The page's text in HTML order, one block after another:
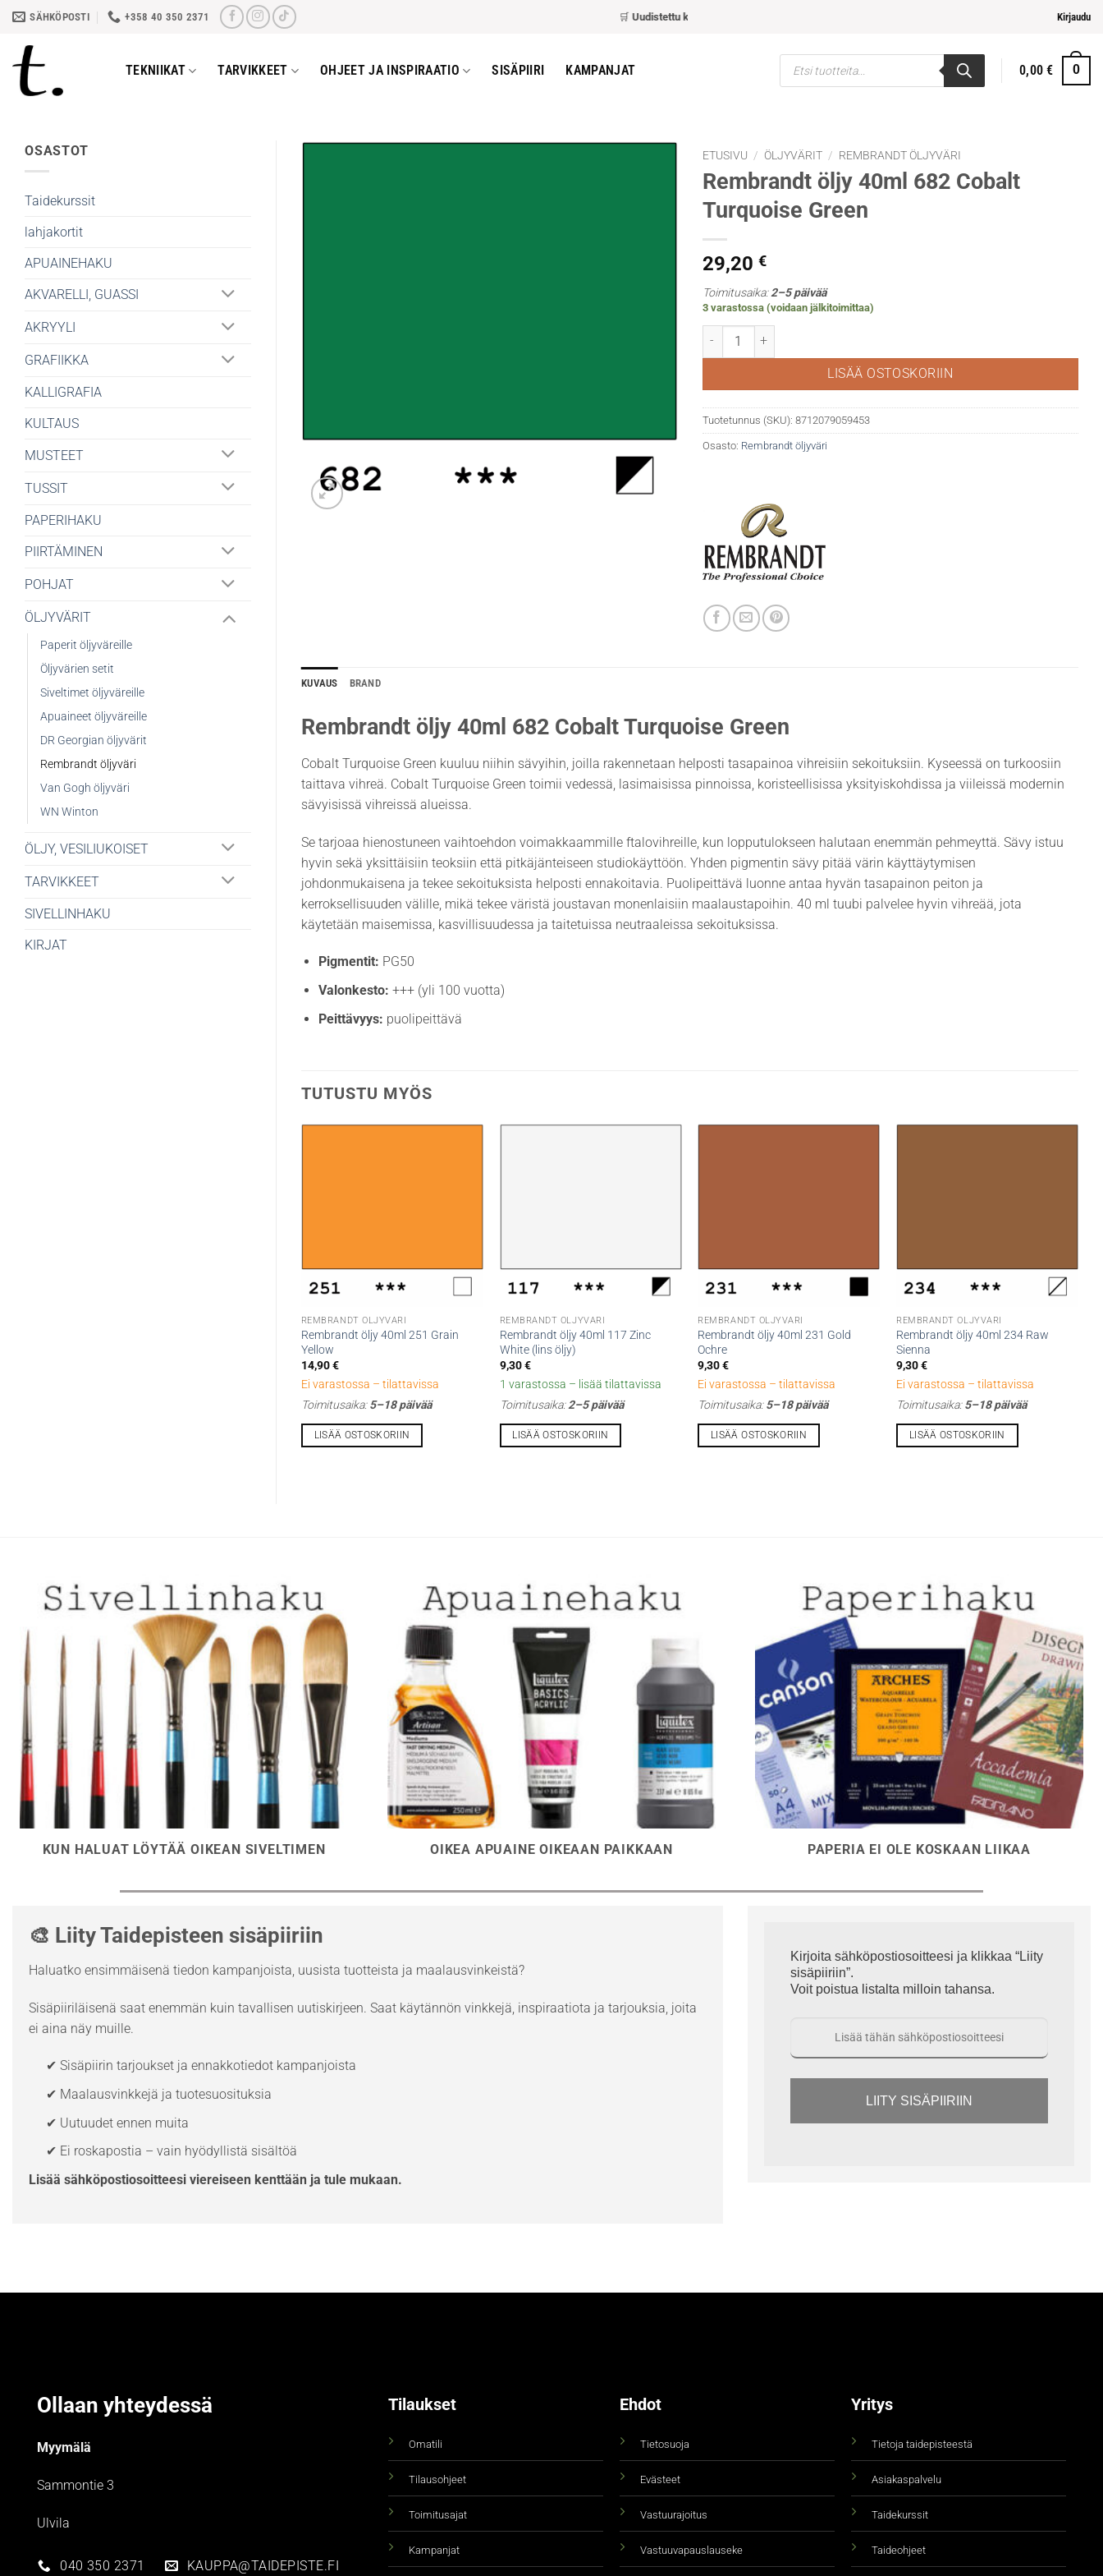
Skip
content
SÄHKÖPOSTI +358 40 350 2371 Uudistettu kassa Kirjaudu
TEKNIIKAT TARVIKKEET OHJEET JA INSPIRAATIO SISÄPIIRI KAMPANJAT
Products
search
0,00€ 0
OSASTOT
Taidekurssit
lahjakortit
APUAINEHAKU
AKVARELLI, GUASSI
AKRYYLI
GRAFIIKKA
KALLIGRAFIA
KULTAUS
MUSTEET
TUSSIT
PAPERIHAKU
PIIRTÄMINEN
POHJAT
ÖLJYVÄRIT
Paperit öljyväreille
Öljyvärien setit
Siveltimet öljyväreille
Apuaineet öljyväreille
DR Georgian öljyvärit
Rembrandt öljyväri
Van Gogh öljyväri
WN Winton
ÖLJY, VESILIUKOISET
TARVIKKEET
SIVELLINHAKU
KIRJAT
ETUSIVU / ÖLJYVÄRIT / REMBRANDT ÖLJYVÄRI
Rembrandt öljy 40ml 682 Cobalt
Turquoise Green
29,20 €
Toimitusaika:2–5 päivää
3 varastossa (voidaan jälkitoimittaa)
Rembrandt öljy 40ml 682 Cobalt Turquoise Green määrä
LISÄÄ OSTOSKORIIN
Tuotetunnus (SKU): 8712079059453
Osasto: Rembrandt öljyväri
KUVAUS BRAND
Rembrandt öljy 40ml 682 Cobalt Turquoise Green
Cobalt Turquoise Green kuuluu niihin sävyihin, joilla rakennetaan helposti tasapainoa vihreisiin sekoituksiin. Kyseessä on turkoosiin
taittava vihreä. Cobalt Turquoise Green toimii vedessä, lasimaisissa pinnoissa, koristeellisissa yksityiskohdissa ja viileissä modernin
sävyisissä vihreissä alueissa.
Se tarjoaa hienostuneen vaihtoehdon voimakkaammille ftalovihreille, kun lopputulokseen halutaan enemmän pehmeyttä. Sävy istuu
hyvin sekä yksittäisiin teoksiin että pitkäjänteiseen studiokäyttöön. Yhden pigmentin sävy pitää värin käyttäytymisen
johdonmukaisena ja tekee sekoituksista helposti ennakoitavia. Puolipeittävä luonne antaa hyvän tasapainon peiton ja
kerroksellisuuden välille, mikä tekee väristä joustavan monenlaisiin maalaustapoihin. 40 ml tuubi palvelee hyvin vihreää, jota
käytetään maisemissa, kasvillisuudessa ja taitetuissa neutraaleissa sekoituksissa.
Pigmentit: PG50
Valonkesto: +++ (yli 100 vuotta)
Peittävyys: puolipeittävä
TUTUSTU MYÖS
REMBRANDT ÖLJYVÄRI
Rembrandt öljy 40ml 251 Grain
Yellow
14,90€
Ei varastossa – tilattavissa
Toimitusaika:5–18 päivää
LISÄÄ OSTOSKORIIN
REMBRANDT ÖLJYVÄRI
Rembrandt öljy 40ml 117 Zinc
White (lins öljy)
9,30€
1 varastossa – lisää tilattavissa
Toimitusaika:2–5 päivää
LISÄÄ OSTOSKORIIN
REMBRANDT ÖLJYVÄRI
Rembrandt öljy 40ml 231 Gold
Ochre
9,30€
Ei varastossa – tilattavissa
Toimitusaika:5–18 päivää
LISÄÄ OSTOSKORIIN
REMBRANDT ÖLJYVÄRI
Rembrandt öljy 40ml 234 Raw
Sienna
9,30€
Ei varastossa – tilattavissa
Toimitusaika:5–18 päivää
LISÄÄ OSTOSKORIIN
KUN HALUAT LÖYTÄÄ OIKEAN SIVELTIMEN OIKEA APUAINE OIKEAAN PAIKKAAN PAPERIA EI OLE KOSKAAN LIIKAA
🎨 Liity Taidepisteen sisäpiiriin
Haluatko ensimmäisenä tiedon kampanjoista, uusista tuotteista ja maalausvinkeistä?
Sisäpiiriläisenä saat enemmän kuin tavallisen uutiskirjeen. Saat käytännön vinkkejä, inspiraatiota ja tarjouksia, joita
ei aina näy muille.
✔ Sisäpiirin tarjoukset ja ennakkotiedot kampanjoista
✔ Maalausvinkkejä ja tuotesuosituksia
✔ Uutuudet ennen muita
✔ Ei roskapostia – vain hyödyllistä sisältöä
Lisää sähköpostiosoitteesi viereiseen kenttään ja tule mukaan.
Kirjoita sähköpostiosoitteesi ja klikkaa “Liity
sisäpiiriin”.
Voit poistua listalta milloin tahansa.
LIITY SISÄPIIRIIN
Ollaan yhteydessä
Myymälä
Sammontie 3
Ulvila
040 350 2371 KAUPPA@TAIDEPISTE.FI
Tilaukset
Omatili
Tilausohjeet
Toimitusajat
Kampanjat
Ehdot
Tietosuoja
Evästeet
Vastuurajoitus
Vastuuvapauslauseke
Yritys
Tietoja taidepisteestä
Asiakaspalvelu
Taidekurssit
Taideohjeet